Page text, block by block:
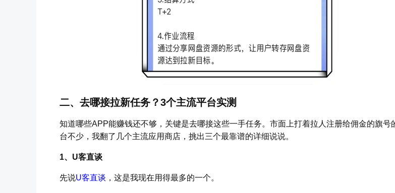
二、去哪接拉新任务？3个主流平台实测
知道哪些APP能赚钱还不够，关键是去哪接这些一手任务。市面上打着拉人注册给佣金的旗号
台不少，我翻了几个主流应用商店，挑出三个最靠谱的详细说说。
1、U客直谈
先说U客直谈 ，这是我现在用得最多的一个。